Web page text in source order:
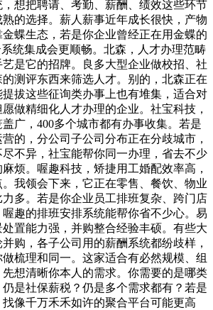
想把聘请、考勤、薪酬、绩效这些环节
的选择。薪人薪事近年成长很快，产物
蝶生态，若是你企业曾经正在用金蝶的
统集成会更顺畅。北森，人才办理范畴
是它的招牌。良多大型企业做校招、社
测评东西来筛选人才。别的，北森正在
拔这些征询类办事上也有堆集，适合对
做精细化人才办理的企业。社宝科技，
广，400多个城市都有办事收集。若是
的，分公司子公司分布正在分歧城市，
不异，社宝能帮你同一办理，省去不少
烦。喔趣科技，矫捷用工婚配效率高，
我领会下来，它正在零售、餐饮、物业
多。若是你企业员工排班复杂、跨门店
趣的排班安排系统能帮你省不少心。易
置能力强，并购整合经验丰硕。有些大
购，各子公司用的薪酬系统都纷歧样，
梳理和同一。这家适合有必然规模、组
想清晰你本人的需求。你需要的是哪类
是社保薪税？仍是多个需求都有？若是
像千万禾禾如许的聚合平台可能更高